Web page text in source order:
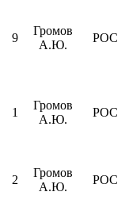
9
Громов
А.Ю.
РОС
1
Громов
А.Ю.
РОС
2
Громов
А.Ю.
РОС